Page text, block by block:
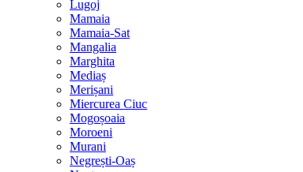
Lugoj
Mamaia
Mamaia-Sat
Mangalia
Marghita
Mediaș
Merișani
Miercurea Ciuc
Mogoșoaia
Moroeni
Murani
Negrești-Oaș